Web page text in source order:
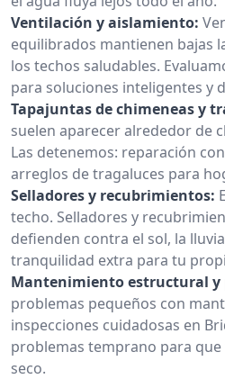
Ventilación y aislamiento:
equilibrados mantienen bajas
los techos saludables.
para soluciones inteligentes y
Tapajuntas de chimeneas y
suelen aparecer alrededor de
Las detenemos: reparación
arreglos de tragaluces para
Selladores y recubrimientos:
techo. Selladores y
defienden contra el sol, la
tranquilidad extra para tu
Mantenimiento estructural y
problemas pequeños con
inspecciones cuidadosas en
problemas temprano para
seco.